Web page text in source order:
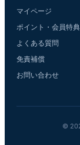
マイページ
ポイント・会員特典
よくある質問
免責補償
お問い合わせ
©